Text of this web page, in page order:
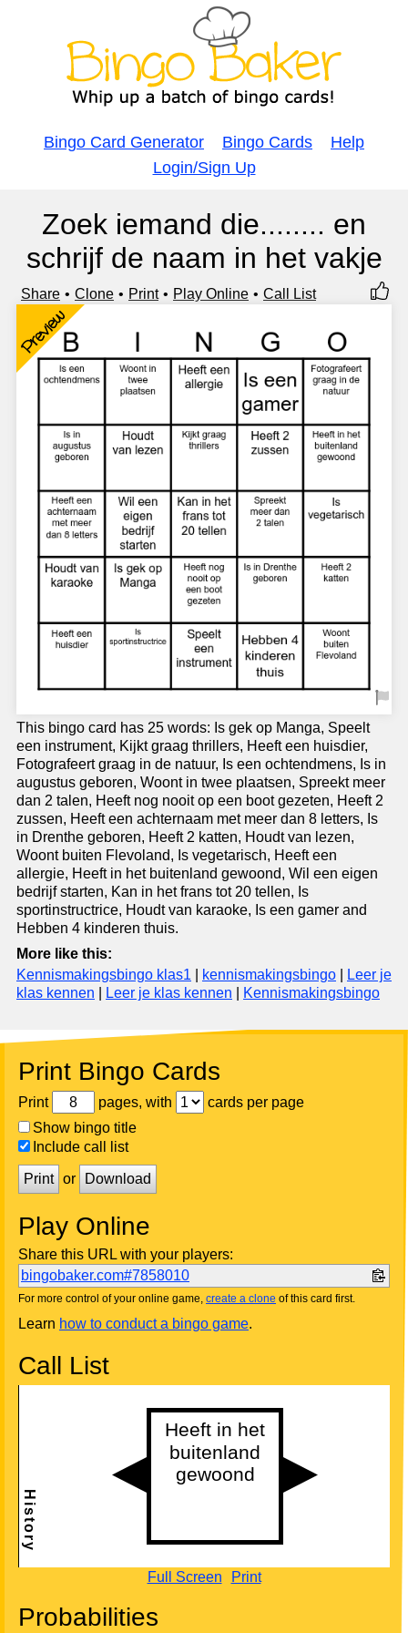
Bingo Card Generator Bingo Cards
Help
Login/Sign Up
Zoek iemand die........ en
schrijf de naam in het vakje
Share Clone Print Play Online Call List
Preview
This bingo card has 25 words: Is gek op Manga, Speelt
een instrument, Kijkt graag thrillers, Heeft een huisdier,
Fotografeert graag in de natuur, Is een ochtendmens, Is in
augustus geboren, Woont in twee plaatsen, Spreekt meer
dan 2 talen, Heeft nog nooit op een boot gezeten, Heeft 2
zussen, Heeft een achternaam met meer dan 8 letters, Is
in Drenthe geboren, Heeft 2 katten, Houdt van lezen,
Woont buiten Flevoland, Is vegetarisch, Heeft een
allergie, Heeft in het buitenland gewoond, Wil een eigen
bedrijf starten, Kan in het frans tot 20 tellen, Is
sportinstructrice, Houdt van karaoke, Is een gamer and
Hebben 4 kinderen thuis.
More like this:
Kennismakingsbingo klas1
kennismakingsbingo
Leer je
klas kennen
Leer je klas kennen Kennismakingsbingo
Print Bingo Cards
Print pages, with
cards per page
Show bingo title
Include call list
Print or Download
Play Online
Share this URL with your players:
bingobaker.com#7858010
For more control of your online game, create a clone of this card first.
Learn how to conduct a bingo game.
Call List
Full Screen Print
Probabilities